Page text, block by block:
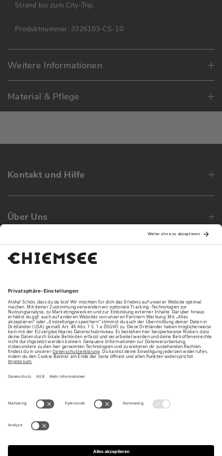
Strand bis zum City-Trip.
Produktnummer: 3326103-CS-10
Weitere Informationen
Material & Pflege
Kontakt und Hilfe
Über Uns
Family
Unsere Vorteile
Unsere Partner